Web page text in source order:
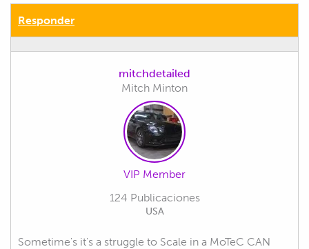
Responder
mitchdetailed
Mitch Minton
VIP Member
124 Publicaciones
USA
Sometime's it's a struggle to Scale in a MoTeC CAN